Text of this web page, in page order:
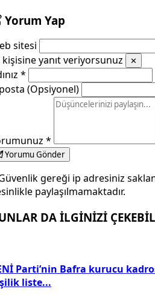
Yorum Yap
sitesi
kişisine yanıt veriyorsunuz
✕
*
(Opsiyonel)
*
Yorumu Gönder
gereği ip adresiniz
paylaşılmamaktadır.
DA İLGİNİZİ
Parti’nin Bafra kurucu
liste...